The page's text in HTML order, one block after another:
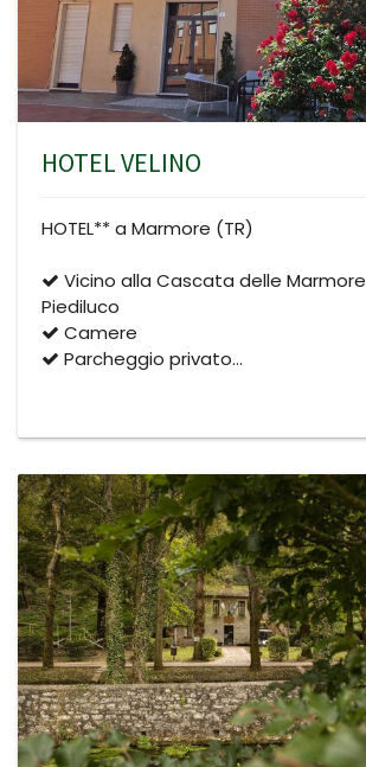
HOTEL VELINO
HOTEL** a Marmore (TR)
Vicino alla Cascata delle
Piediluco
Camere
Parcheggio privato…